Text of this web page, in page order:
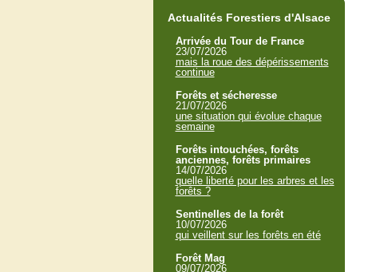
Actualités Forestiers d'Alsace
Arrivée du Tour de France
23/07/2026
mais la roue des dépérissements
continue
Forêts et sécheresse
21/07/2026
une situation qui évolue chaque
semaine
Forêts intouchées, forêts
anciennes, forêts primaires
14/07/2026
quelle liberté pour les arbres et les
forêts ?
Sentinelles de la forêt
10/07/2026
qui veillent sur les forêts en été
Forêt Mag
09/07/2026